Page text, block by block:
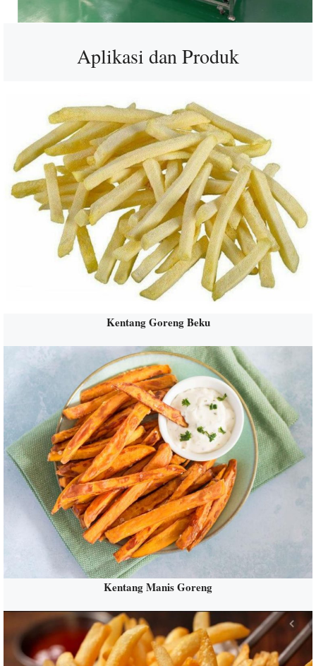
Aplikasi dan Produk
Kentang Goreng Beku
Kentang Manis Goreng